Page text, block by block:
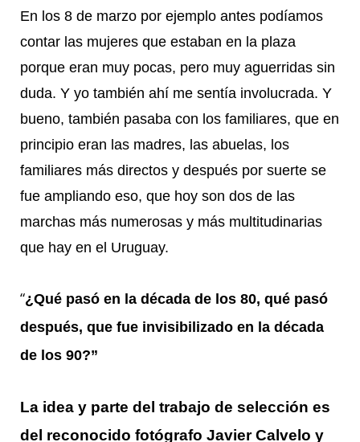
En los 8 de marzo por ejemplo antes podíamos
contar las mujeres que estaban en la plaza
porque eran muy pocas, pero muy aguerridas sin
duda. Y yo también ahí me sentía involucrada. Y
bueno, también pasaba con los familiares, que en
principio eran las madres, las abuelas, los
familiares más directos y después por suerte se
fue ampliando eso, que hoy son dos de las
marchas más numerosas y más multitudinarias
que hay en el Uruguay.
“¿Qué pasó en la década de los 80, qué pasó
después, que fue invisibilizado en la década
de los 90?”
La idea y parte del trabajo de selección es
del reconocido fotógrafo Javier Calvelo y